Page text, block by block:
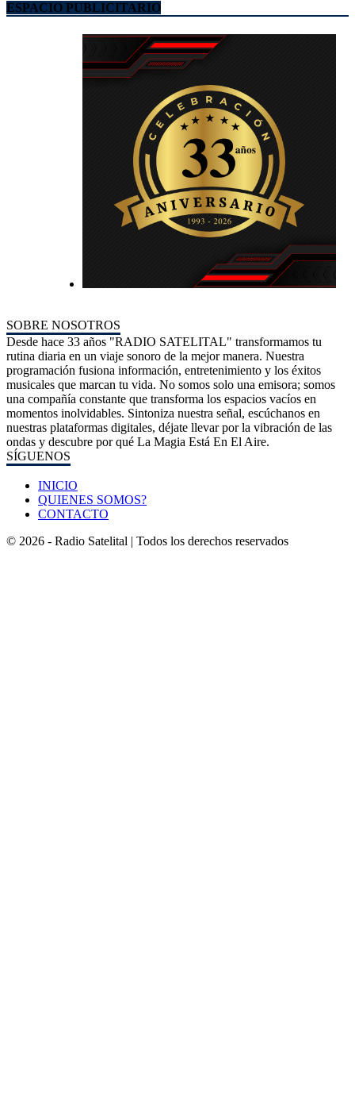
ESPACIO PUBLICITARIO
SOBRE NOSOTROS
Desde hace 33 años "RADIO SATELITAL" transformamos tu
rutina diaria en un viaje sonoro de la mejor manera. Nuestra
programación fusiona información, entretenimiento y los éxitos
musicales que marcan tu vida. No somos solo una emisora; somos
una compañía constante que transforma los espacios vacíos en
momentos inolvidables. Sintoniza nuestra señal, escúchanos en
nuestras plataformas digitales, déjate llevar por la vibración de las
ondas y descubre por qué La Magia Está En El Aire.
SÍGUENOS
INICIO
QUIENES SOMOS?
CONTACTO
© 2026 - Radio Satelital | Todos los derechos reservados